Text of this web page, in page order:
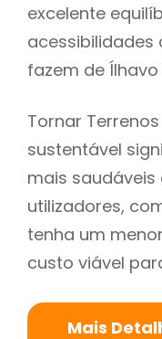
excelente
acessibilidades
fazem de
Tornar
sustentável
mais
utilizadores,
tenha um
custo viável
Mais